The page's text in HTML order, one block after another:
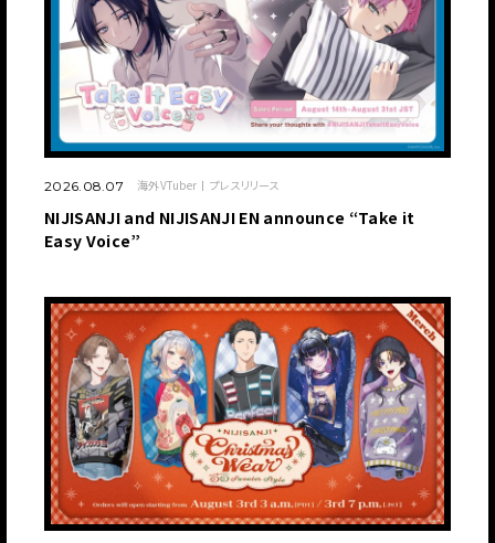
2026.08.07 海外VTuber プレスリリース
NIJISANJI and NIJISANJI EN announce “Take it
Easy Voice”